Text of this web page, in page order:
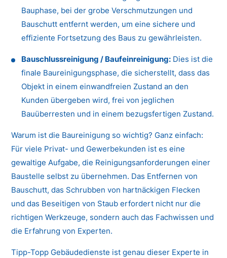
Bauphase, bei der grobe Verschmutzungen und
Bauschutt entfernt werden, um eine sichere und
effiziente Fortsetzung des Baus zu gewährleisten.
Bauschlussreinigung / Baufeinreinigung: Dies ist die
finale Baureinigungsphase, die sicherstellt, dass das
Objekt in einem einwandfreien Zustand an den
Kunden übergeben wird, frei von jeglichen
Bauüberresten und in einem bezugsfertigen Zustand.
Warum ist die Baureinigung so wichtig? Ganz einfach:
Für viele Privat- und Gewerbekunden ist es eine
gewaltige Aufgabe, die Reinigungsanforderungen einer
Baustelle selbst zu übernehmen. Das Entfernen von
Bauschutt, das Schrubben von hartnäckigen Flecken
und das Beseitigen von Staub erfordert nicht nur die
richtigen Werkzeuge, sondern auch das Fachwissen und
die Erfahrung von Experten.
Tipp-Topp Gebäudedienste ist genau dieser Experte in